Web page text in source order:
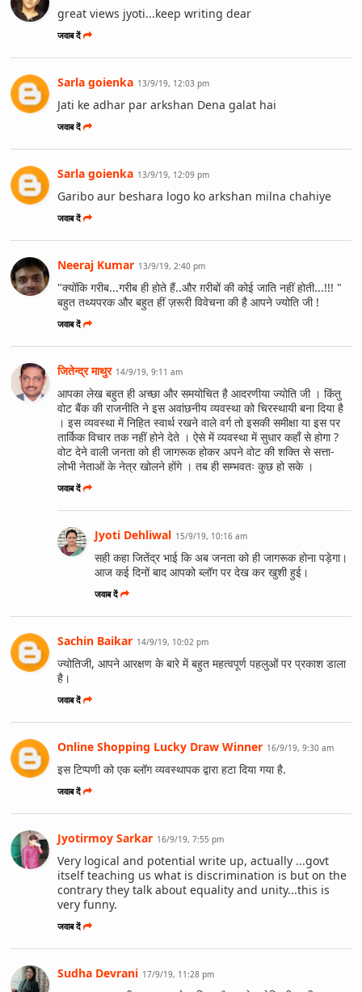
great views jyoti...keep writing dear
जवाब दें
Sarla goienka 13/9/19, 12:03 pm
Jati ke adhar par arkshan Dena galat hai
जवाब दें
Sarla goienka 13/9/19, 12:09 pm
Garibo aur beshara logo ko arkshan milna chahiye
जवाब दें
Neeraj Kumar 13/9/19, 2:40 pm
"क्योंकि गरीब...गरीब ही होते हैं..और ग़रीबों की कोई जाति नहीं होती...!!! "
बहुत तथ्यपरक और बहुत हीं ज़रूरी विवेचना की है आपने ज्योति जी !
जवाब दें
जितेन्द्र माथुर 14/9/19, 9:11 am
आपका लेख बहुत ही अच्छा और समयोचित है आदरणीया ज्योति जी । किंतु
वोट बैंक की राजनीति ने इस अवांछनीय व्यवस्था को चिरस्थायी बना दिया है
। इस व्यवस्था में निहित स्वार्थ रखने वाले वर्ग तो इसकी समीक्षा या इस पर
तार्किक विचार तक नहीं होने देते । ऐसे में व्यवस्था में सुधार कहाँ से होगा ?
वोट देने वाली जनता को ही जागरूक होकर अपने वोट की शक्ति से सत्ता-
लोभी नेताओं के नेत्र खोलने होंगे । तब ही सम्भवतः कुछ हो सके ।
जवाब दें
Jyoti Dehliwal 15/9/19, 10:16 am
सही कहा जितेंद्र भाई कि अब जनता को ही जागरूक होना पड़ेगा।
आज कई दिनों बाद आपको ब्लॉग पर देख कर खुशी हुई।
जवाब दें
Sachin Baikar 14/9/19, 10:02 pm
ज्योतिजी, आपने आरक्षण के बारे में बहुत महत्वपूर्ण पहलुओं पर प्रकाश डाला
है।
जवाब दें
Online Shopping Lucky Draw Winner 16/9/19, 9:30 am
इस टिप्पणी को एक ब्लॉग व्यवस्थापक द्वारा हटा दिया गया है.
जवाब दें
Jyotirmoy Sarkar 16/9/19, 7:55 pm
Very logical and potential write up, actually ...govt
itself teaching us what is discrimination is but on the
contrary they talk about equality and unity...this is
very funny.
जवाब दें
Sudha Devrani 17/9/19, 11:28 pm